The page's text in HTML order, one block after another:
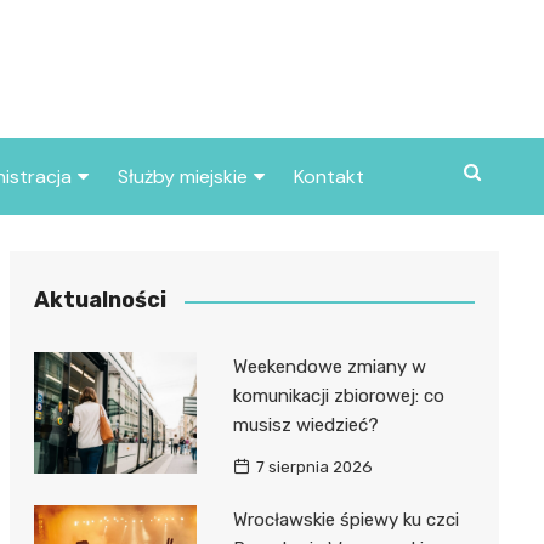
skarbowy
miasta
Służby miejskie
Policja
Kontakt
Aktualności
Weekendowe zmiany w
komunikacji zbiorowej: co
musisz wiedzieć?
7 sierpnia 2026
Wrocławskie śpiewy ku czci